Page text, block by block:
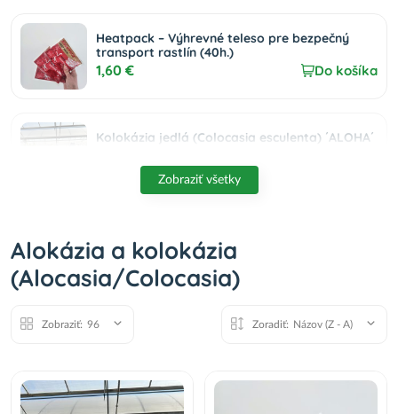
Heatpack – Výhrevné teleso pre bezpečný
transport rastlín (40h.)
1,60 € Do košíka
Kolokázia jedlá (Colocasia esculenta) ´ALOHA´
95,00 €
Zobraziť všetky
Alokázia a kolokázia
(Alocasia/Colocasia)
Zobraziť: 96 Zoradiť: Názov (Z - A)